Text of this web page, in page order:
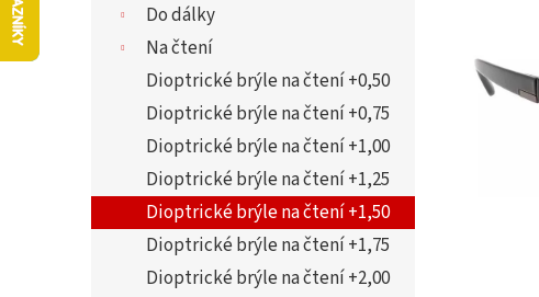
l
Do dálky
Na čtení
Dioptrické brýle na čtení +0,50
Dioptrické brýle na čtení +0,75
Dioptrické brýle na čtení +1,00
Dioptrické brýle na čtení +1,25
Dioptrické brýle na čtení +1,50
Dioptrické brýle na čtení +1,75
Dioptrické brýle na čtení +2,00
hvězdiček.